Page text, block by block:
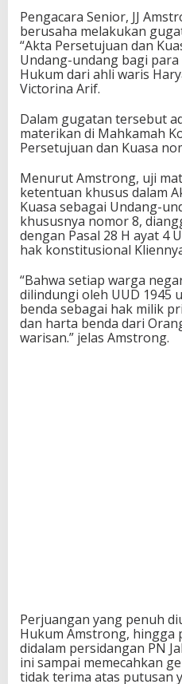
Pengacara Senior, JJ
berusaha melakukan
“Akta Persetujuan dan
Undang-undang bagi para
Hukum dari ahli waris
Victorina Arif.
Dalam gugatan tersebut
materikan di Mahkamah
Persetujuan dan Kuasa
Menurut Amstrong, uji
ketentuan khusus dalam
Kuasa sebagai Undang-
khususnya nomor 8,
dengan Pasal 28 H ayat 4
hak konstitusional
“Bahwa setiap warga
dilindungi oleh UUD 1945
benda sebagai hak milik
dan harta benda dari
warisan.” jelas Amstrong.
Perjuangan yang penuh
Hukum Amstrong, hingga
didalam persidangan PN
ini sampai memecahkan
tidak terima atas putusan